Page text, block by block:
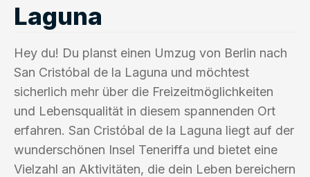
Laguna
Hey du! Du planst einen Umzug von Berlin nach
San Cristóbal de la Laguna und möchtest
sicherlich mehr über die Freizeitmöglichkeiten
und Lebensqualität in diesem spannenden Ort
erfahren. San Cristóbal de la Laguna liegt auf der
wunderschönen Insel Teneriffa und bietet eine
Vielzahl an Aktivitäten, die dein Leben bereichern